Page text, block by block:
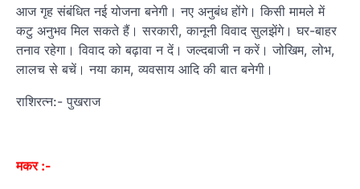
आज गृह संबंधित नई योजना बनेगी। नए अनुबंध होंगे। किसी मामले में
कटु अनुभव मिल सकते हैं। सरकारी, कानूनी विवाद सुलझेंगे। घर-बाहर
तनाव रहेगा। विवाद को बढ़ावा न दें। जल्दबाजी न करें। जोखिम, लोभ,
लालच से बचें। नया काम, व्यवसाय आदि की बात बनेगी।
राशिरत्न:- पुखराज
मकर :-